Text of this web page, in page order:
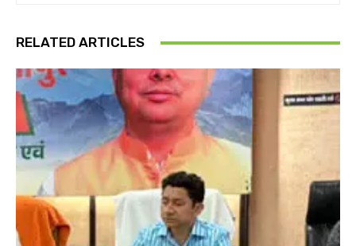
RELATED ARTICLES